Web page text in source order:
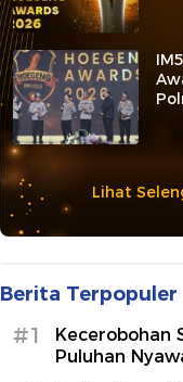
Lihat
Berita Terpopuler
#1
Kecerobohan
Puluhan